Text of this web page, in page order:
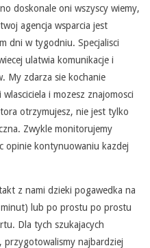
doskonale oni wszyscy wiemy,
twoj agencja wsparcia jest
dni w tygodniu. Specjalisci
ulatwia komunikacje i
My zdarza sie kochanie
i mozesz znajomosci
otrzymujesz, nie jest tylko
Zwykle monitorujemy
opinie kontynuowaniu kazdej
z nami dzieki pogawedka na
lub po prostu po prostu
Dla tych szukajacych
przygotowalismy najbardziej